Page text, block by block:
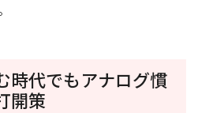
時代でもアナログ慣
開策